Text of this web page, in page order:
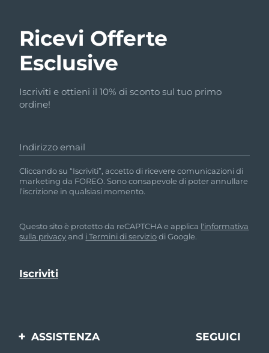
Ricevi Offerte
Esclusive
Iscriviti e ottieni il 10% di sconto sul tuo primo
ordine!
Indirizzo email
Cliccando su “Iscriviti”, accetto di ricevere comunicazioni di
marketing da FOREO. Sono consapevole di poter annullare
l’iscrizione in qualsiasi momento.
Questo sito è protetto da reCAPTCHA e applica l'informativa
sulla privacyand i Termini di serviziodi Google.
ASSISTENZA SEGUICI